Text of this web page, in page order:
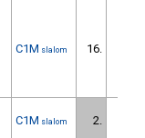
C1M slalom 16.
C1M slalom 2.